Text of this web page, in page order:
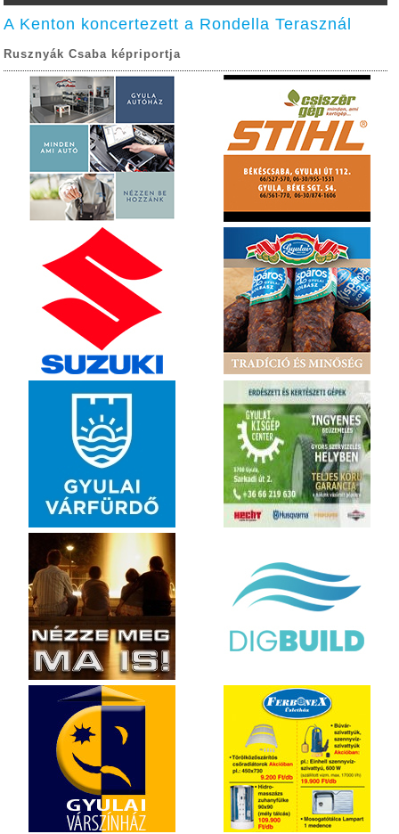
A Kenton koncertezett a Rondella Terasznál
Rusznyák Csaba képriportja